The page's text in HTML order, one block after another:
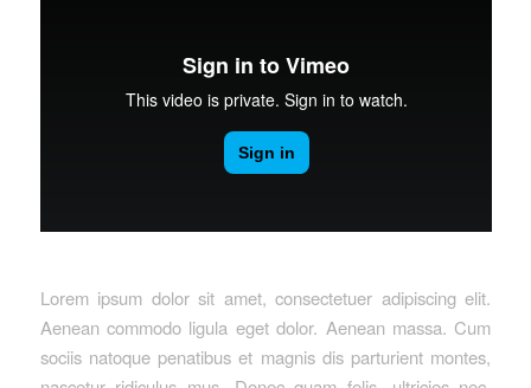
Lorem ipsum dolor sit amet, consectetuer adipiscing elit.
Aenean commodo ligula eget dolor. Aenean massa. Cum
sociis natoque penatibus et magnis dis parturient montes,